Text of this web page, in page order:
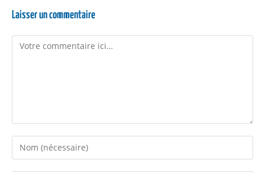
Laisser un commentaire